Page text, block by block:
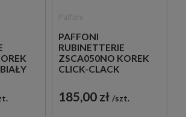
PAFFONI
RUBINETTERIE
ZSCA050NO KOREK
CLICK-CLACK
185,00 zł szt.